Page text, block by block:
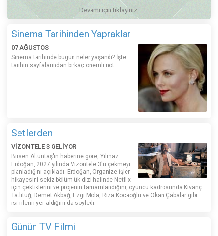
Devamı için tıklayınız.
Sinema Tarihinden Yapraklar
07 AĞUSTOS
Sinema tarihinde bugün neler yaşandı? İşte
tarihin sayfalarından birkaç önemli not:
Setlerden
VİZONTELE 3 GELİYOR
Birsen Altuntaş'ın haberine göre, Yılmaz
Erdoğan, 2027 yılında Vizontele 3'ü çekmeyi
planladığını açıkladı. Erdoğan, Organize İşler
hikayesini sekiz bölümlük dizi halinde Netflix
için çektiklerini ve projenin tamamlandığını, oyuncu kadrosunda Kıvanç
Tatlıtuğ, Demet Akbağ, Ezgi Mola, Rıza Kocaoğlu ve Okan Çabalar gibi
isimlerin yer aldığını da söyledi.
Günün TV Filmi